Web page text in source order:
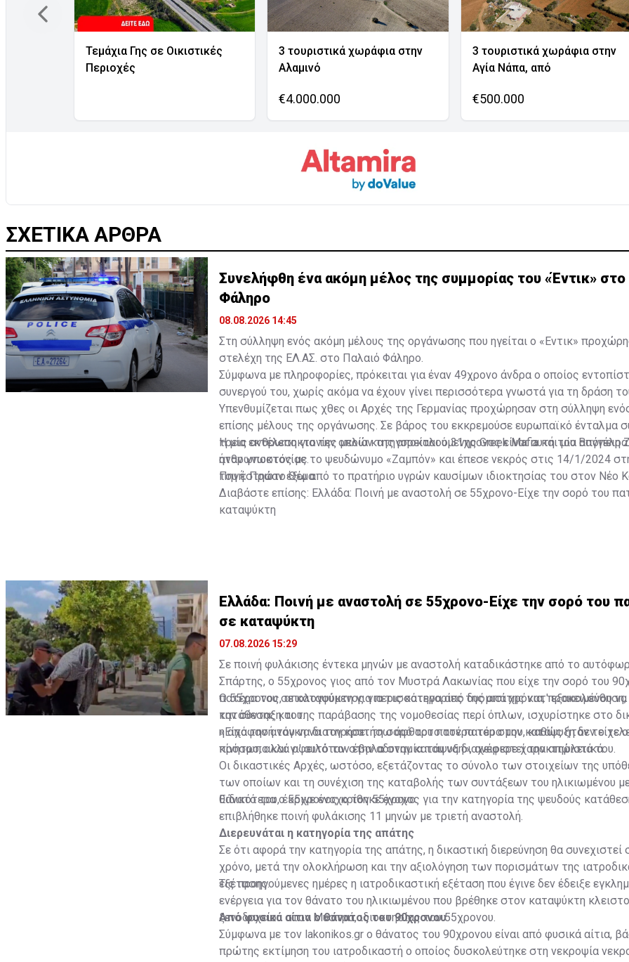
Τεμάχια Γης σε Οικιστικές
Περιοχές
3 τουριστικά χωράφια στην
Αλαμινό
€4.000.000
3 τουριστικά χωράφια στην
Αγία Νάπα, από
€500.000
ΣΧΕΤΙΚΑ ΑΡΘΡΑ
Συνελήφθη ένα ακόμη μέλος της συμμορίας του «Έντικ» στο
Φάληρο
08.08.2026 14:45
Στη σύλληψη ενός ακόμη μέλους της οργάνωσης που ηγείται ο «Εντικ»
στελέχη της ΕΛ.ΑΣ. στο Παλαιό Φάληρο.
Σύμφωνα με πληροφορίες, πρόκειται για έναν 49χρονο άνδρα ο οποίος
συνεργού του, χωρίς ακόμα να έχουν γίνει περισσότερα γνωστά για τη δράση
Υπενθυμίζεται πως χθες οι Αρχές της Γερμανίας προχώρησαν στη σύλληψη
επίσης μέλους της οργάνωσης. Σε βάρος του εκκρεμούσε ευρωπαϊκό ένταλμα
τρεις ανθρωποκτονίες μελών της αποκαλούμενης Greek Mafia και μία απόπειρα
ανθρωποκτονίας.
Η μία εκτέλεση για την οποία κατηγορείται ο 31χρονος είναι αυτή του Βαγγέλη
ήταν γνωστός με το ψευδώνυμο «Ζαμπόν» και έπεσε νεκρός στις 14/1/2024
του έστησαν έξω από το πρατήριο υγρών καυσίμων ιδιοκτησίας του στον Νέο
Πηγή: Πρώτο Θέμα
Διαβάστε επίσης: Ελλάδα: Ποινή με αναστολή σε 55χρονο-Είχε την σορό του
καταψύκτη
Ελλάδα: Ποινή με αναστολή σε 55χρονο-Είχε την σορό του
σε καταψύκτη
07.08.2026 15:29
Σε ποινή φυλάκισης έντεκα μηνών με αναστολή καταδικάστηκε από το
Σπάρτης, ο 55χρονος γιος από τον Μυστρά Λακωνίας που είχε την σορό του
πατέρα του σε καταψύκτη για περισσότερα από δυόμισι χρόνια, προκειμένου να
την σύνταξη του.
Ο 55χρονος, απολογούμενος για τις κατηγορίες της απάτης κατ'
κατάθεσης και της παράβασης της νομοθεσίας περί όπλων, ισχυρίστηκε στο
η απόφασή του να διατηρήσει τη σορό του πατέρα του στην κατάψυξη δεν είχε
κίνητρο, αλλά οφειλόταν στην αδυναμία του να διαχειριστεί την απώλειά του.
«Είχα την ανάγκη να τον κρατήσω άφθαρτο τον πατέρα μου, καθώς ήταν το
πρόσωπο και γι' αυτό τον έβαλα στην κατάψυξη», ανέφερε χαρακτηριστικά.
Οι δικαστικές Αρχές, ωστόσο, εξετάζοντας το σύνολο των στοιχείων της
των οποίων και τη συνέχιση της καταβολής των συντάξεων του ηλικιωμένου
θάνατό του, έκρινε ένοχο τον 55χρονο.
Ειδικότερα ο 55χρονος κρίθηκε ένοχος για την κατηγορία της ψευδούς
επιβλήθηκε ποινή φυλάκισης 11 μηνών με τριετή αναστολή.
Διερευνάται η κατηγορία της απάτης
Σε ότι αφορά την κατηγορία της απάτης, η δικαστική διερεύνηση θα συνεχιστεί
χρόνο, μετά την ολοκλήρωση και την αξιολόγηση των πορισμάτων της
εξέτασης.
Τις προηγούμενες ημέρες η ιατροδικαστική εξέταση που έγινε δεν έδειξε
ενέργεια για τον θάνατο του ηλικιωμένου που βρέθηκε στον καταψύκτη
ξενοδοχείου στον Μυστρά, ιδιοκτησίας του 55χρονου.
Από φυσικά αίτια ο θάνατος του 90χρονου
Σύμφωνα με τον lakonikos.gr ο θάνατος του 90χρονου είναι από φυσικά αίτια,
πρώτης εκτίμηση του ιατροδικαστή ο οποίος δυσκολεύτηκε στη νεκροψία